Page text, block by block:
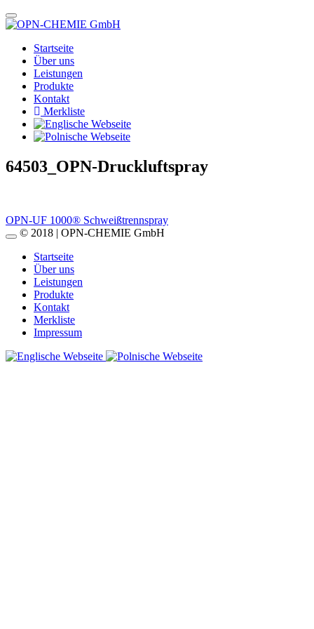
Startseite
Über uns
Leistungen
Produkte
Kontakt
Merkliste
64503_OPN-Druckluftspray
Beitragsnavigation
OPN-UF 1000® Schweißtrennspray
© 2018 | OPN-CHEMIE GmbH
Startseite
Über uns
Leistungen
Produkte
Kontakt
Merkliste
Impressum